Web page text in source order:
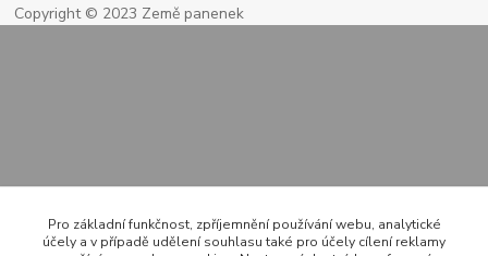
Copyright © 2023 Země panenek
Pro základní funkčnost, zpříjemnění používání webu, analytické
účely a v případě udělení souhlasu také pro účely cílení reklamy